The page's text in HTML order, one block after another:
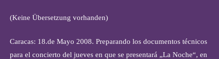
(Keine Übersetzung vorhanden)
Caracas: 18.de Mayo 2008. Preparando los documentos técnicos
para el concierto del jueves en que se presentará „La Noche“, en